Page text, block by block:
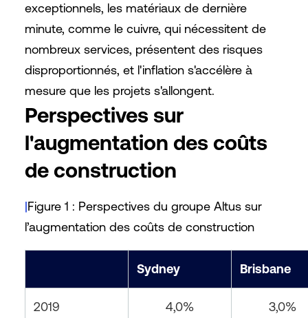
exceptionnels, les matériaux de dernière
minute, comme le cuivre, qui nécessitent de
nombreux services, présentent des risques
disproportionnés, et l'inflation s'accélère à
mesure que les projets s'allongent.
Perspectives sur
l'augmentation des coûts
de construction
|Figure 1 : Perspectives du groupe Altus sur
l’augmentation des coûts de construction
Sydney Brisbane
2019 4,0% 3,0%